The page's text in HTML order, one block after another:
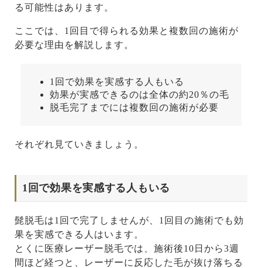
る可能性はあります。
ここでは、1回目で得られる効果と複数回の施術が
必要な理由を解説します。
1回で効果を実感する人もいる
効果が実感できるのは全体の約20％の毛
脱毛完了までには複数回の施術が必要
それぞれ見ていきましょう。
1回で効果を実感する人もいる
髭脱毛は1回で完了しませんが、1回目の施術でも効
果を実感できる人はいます。
とくに医療レーザー脱毛では、施術後10日から3週
間ほど経つと、レーザーに反応した毛が抜け落ちる